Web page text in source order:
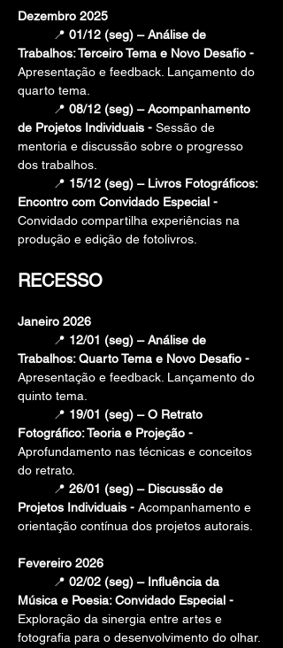
Dezembro 2025
	📍
01/12 (seg) – Análise de
Trabalhos: Terceiro Tema e Novo Desafio -
Apresentação e feedback. Lançamento do
quarto tema.
	📍
08/12 (seg) – Acompanhamento
de Projetos Individuais - Sessão de
mentoria e discussão sobre o progresso
dos trabalhos.
	📍
15/12 (seg) – Livros Fotográficos:
Encontro com Convidado Especial -
Convidado compartilha experiências na
produção e edição de fotolivros.
RECESSO
Janeiro 2026
	📍
12/01 (seg) – Análise de
Trabalhos: Quarto Tema e Novo Desafio -
Apresentação e feedback. Lançamento do
quinto tema.
	📍
19/01 (seg) – O Retrato
Fotográfico: Teoria e Projeção -
Aprofundamento nas técnicas e conceitos
do retrato.
	📍
26/01 (seg) – Discussão de
Projetos Individuais - Acompanhamento e
orientação contínua dos projetos autorais.
Fevereiro 2026
	📍
02/02 (seg) – Influência da
Música e Poesia: Convidado Especial -
Exploração da sinergia entre artes e
fotografia para o desenvolvimento do olhar.